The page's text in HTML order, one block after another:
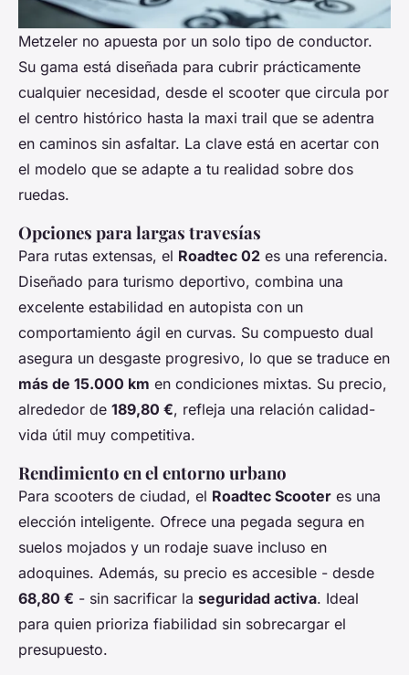
Metzeler no apuesta por un solo tipo de conductor.
Su gama está diseñada para cubrir prácticamente
cualquier necesidad, desde el scooter que circula por
el centro histórico hasta la maxi trail que se adentra
en caminos sin asfaltar. La clave está en acertar con
el modelo que se adapte a tu realidad sobre dos
ruedas.
Opciones para largas travesías
Para rutas extensas, el Roadtec 02 es una referencia.
Diseñado para turismo deportivo, combina una
excelente estabilidad en autopista con un
comportamiento ágil en curvas. Su compuesto dual
asegura un desgaste progresivo, lo que se traduce en
más de 15.000 km en condiciones mixtas. Su precio,
alrededor de 189,80 €, refleja una relación calidad-
vida útil muy competitiva.
Rendimiento en el entorno urbano
Para scooters de ciudad, el Roadtec Scooter es una
elección inteligente. Ofrece una pegada segura en
suelos mojados y un rodaje suave incluso en
adoquines. Además, su precio es accesible - desde
68,80 € - sin sacrificar la seguridad activa. Ideal
para quien prioriza fiabilidad sin sobrecargar el
presupuesto.